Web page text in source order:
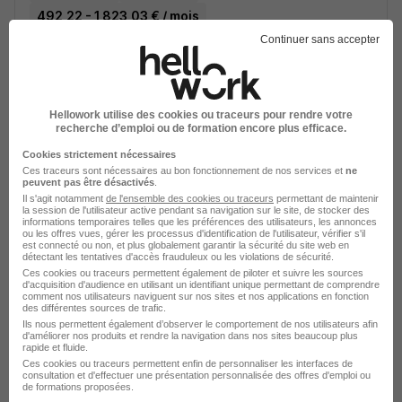
492,22 - 1 823,03 € / mois
Créez une alerte
Soyez alerté des nouvelles offres pour cette
recherche dès leur parution.
Créer mon alerte
En cliquant sur "Créer mon alerte", vous acceptez les
CGUet déclarez avoir pris connaissance de la
politique de protection des données du site
Continuer sans accepter
Hellowork utilise des cookies ou traceurs pour rendre votre
recherche d’emploi ou de formation encore plus efficace.
Cookies strictement nécessaires
Ces traceurs sont nécessaires au bon fonctionnement de nos services et ne
peuvent pas être désactivés
Il s'agit notamment de l'ensemble des cookies ou traceurs permettant de maintenir
la session de l'utilisateur active pendant sa navigation sur le site, de stocker des
informations temporaires telles que les préférences des utilisateurs, les annonces
ou les offres vues, gérer les processus d'identification de l'utilisateur, vérifier s'il
est connecté ou non, et plus globalement garantir la sécurité du site web en
détectant les tentatives d'accès frauduleux ou les violations de sécurité.
Ces cookies ou traceurs permettent également de piloter et suivre les sources
d'acquisition d'audience en utilisant un identifiant unique permettant de comprendre
comment nos utilisateurs naviguent sur nos sites et nos applications en fonction
des différentes sources de trafic.
Ils nous permettent également d’observer le comportement de nos utilisateurs afin
d'améliorer nos produits et rendre la navigation dans nos sites beaucoup plus
rapide et fluide.
Ces cookies ou traceurs permettent enfin de personnaliser les interfaces de
consultation et d'effectuer une présentation personnalisée des offres d'emploi ou
de formations proposées.